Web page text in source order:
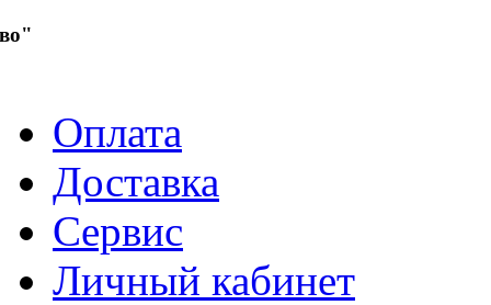
Оплата
Доставка
Сервис
Личный кабинет